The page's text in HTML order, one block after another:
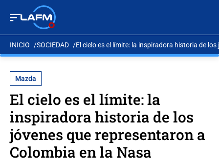
INICIO SOCIEDAD El cielo es el límite: la inspiradora historia de
Mazda
El cielo es el límite: la
inspiradora historia de los
jóvenes que representaron a
Colombia en la Nasa